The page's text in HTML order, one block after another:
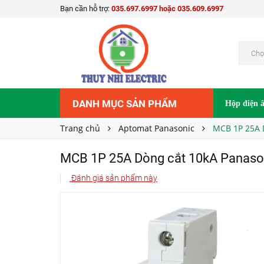
Bạn cần hỗ trợ: 035.697.6997 hoặc 035.609.6997
DANH MỤC SẢN PHẨM Hộp điện
Trang chủ Aptomat Panasonic MCB 1P
MCB 1P 25A Dòng cắt 10kA
Đánh giá sản phẩm này
MCB 1P 25A Dòng cắt 10kA Panasonic
Giá bán: Liên hệ